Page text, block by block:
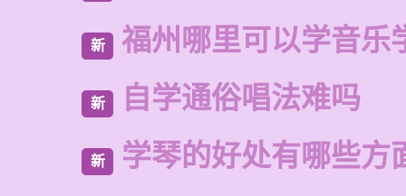
新 福州哪里可以学音乐
新 自学通俗唱法难吗
新 学琴的好处有哪些方